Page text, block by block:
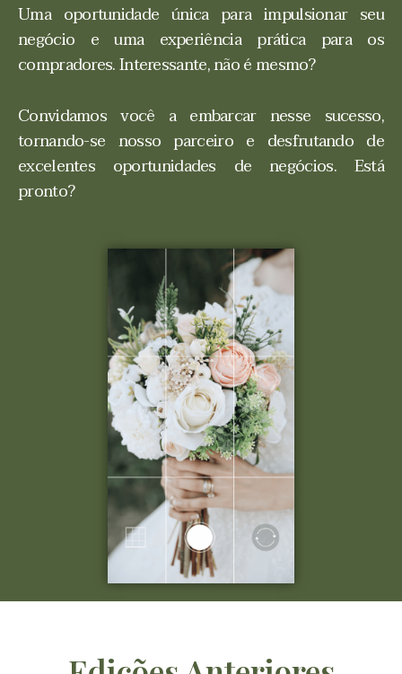
Uma oportunidade única para impulsionar seu
negócio e uma experiência prática para os
compradores. Interessante, não é mesmo?
Convidamos você a embarcar nesse sucesso,
tornando-se nosso parceiro e desfrutando de
excelentes oportunidades de negócios. Está
pronto?